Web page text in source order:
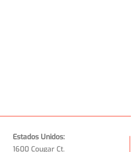
Estados Unidos:
1600 Cougar Ct.